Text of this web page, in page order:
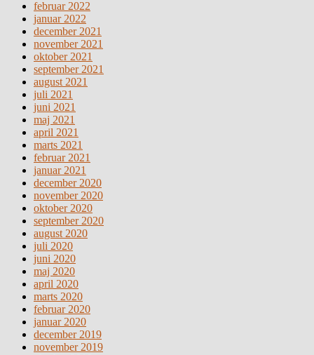
februar 2022
januar 2022
december 2021
november 2021
oktober 2021
september 2021
august 2021
juli 2021
juni 2021
maj 2021
april 2021
marts 2021
februar 2021
januar 2021
december 2020
november 2020
oktober 2020
september 2020
august 2020
juli 2020
juni 2020
maj 2020
april 2020
marts 2020
februar 2020
januar 2020
december 2019
november 2019